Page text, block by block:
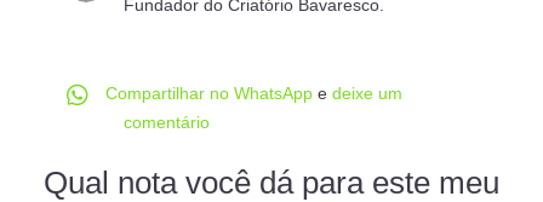
Fundador do Criatório Bavaresco.
 Compartilhar no WhatsAppe deixe um
comentário
Qual nota você dá para este meu